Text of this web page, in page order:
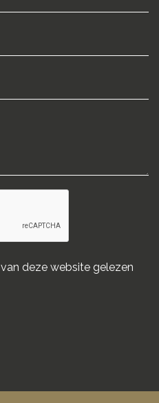
van deze website gelezen